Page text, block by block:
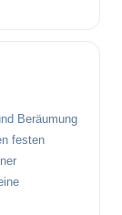
Beräumung
festen